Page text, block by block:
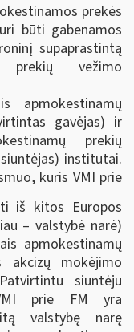
prekės
būti gabenamos
supaprastintą
prekių vežimo
apmokestinamų
gavėjas) ir
prekių
institutai.
kuris VMI prie
iš kitos Europos
– valstybė narė)
apmokestinamų
akcizų mokėjimo
siuntėju
prie FM yra
valstybę narę